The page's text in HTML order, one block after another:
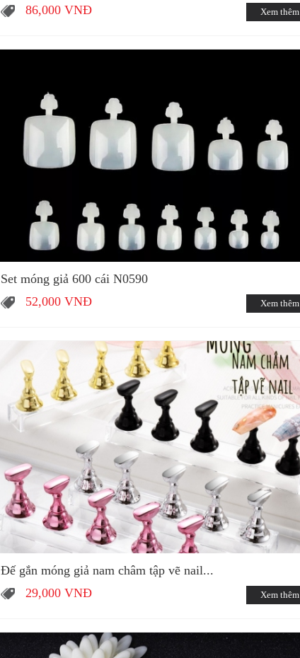
86,000 VNĐ Xem thêm
Set móng giả 600 cái N0590
52,000 VNĐ Xem thêm
Đế gắn móng giả nam châm tập vẽ nail...
29,000 VNĐ Xem thêm